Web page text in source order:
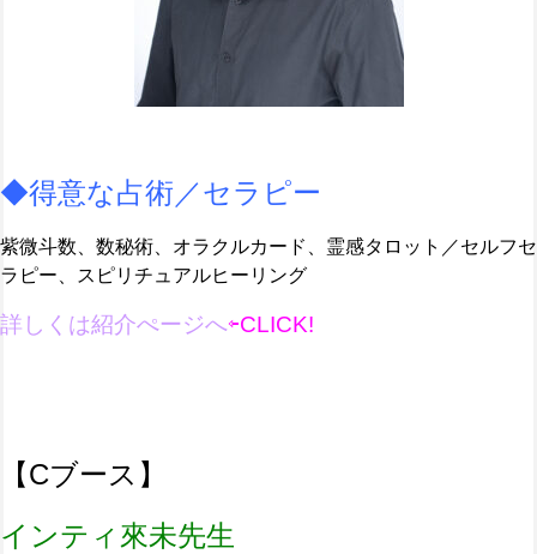
◆得意な占術／セラピー
紫微斗数、数秘術、オラクルカード、霊感タロット／セルフセ
ラピー、スピリチュアルヒーリング
詳しくは紹介ぺージへ⇦CLICK!
【Cブース】
インティ來未先生